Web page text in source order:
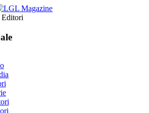
Editori